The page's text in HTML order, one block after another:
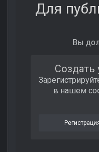
Для
Вы
Создать
в нашем